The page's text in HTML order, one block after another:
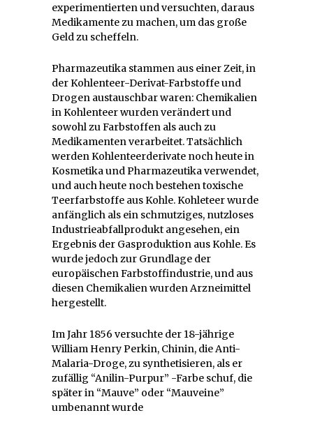
experimentierten und versuchten, daraus
Medikamente zu machen, um das große
Geld zu scheffeln.
Pharmazeutika stammen aus einer Zeit, in
der Kohlenteer-Derivat-Farbstoffe und
Drogen austauschbar waren: Chemikalien
in Kohlenteer wurden verändert und
sowohl zu Farbstoffen als auch zu
Medikamenten verarbeitet. Tatsächlich
werden Kohlenteerderivate noch heute in
Kosmetika und Pharmazeutika verwendet,
und auch heute noch bestehen toxische
Teerfarbstoffe aus Kohle. Kohleteer wurde
anfänglich als ein schmutziges, nutzloses
Industrieabfallprodukt angesehen, ein
Ergebnis der Gasproduktion aus Kohle. Es
wurde jedoch zur Grundlage der
europäischen Farbstoffindustrie, und aus
diesen Chemikalien wurden Arzneimittel
hergestellt.
Im Jahr 1856 versuchte der 18-jährige
William Henry Perkin, Chinin, die Anti-
Malaria-Droge, zu synthetisieren, als er
zufällig “Anilin-Purpur” -Farbe schuf, die
später in “Mauve” oder “Mauveine”
umbenannt wurde